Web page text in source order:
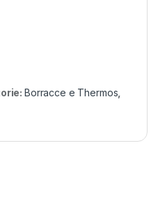
Borracce e Thermos